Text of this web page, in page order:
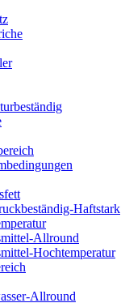
Haftstark
Allround
Hochtemperatur
Allround